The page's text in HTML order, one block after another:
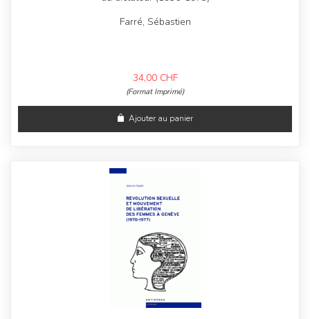
Farré, Sébastien
34,00 CHF
(Format Imprimé)
Ajouter au panier